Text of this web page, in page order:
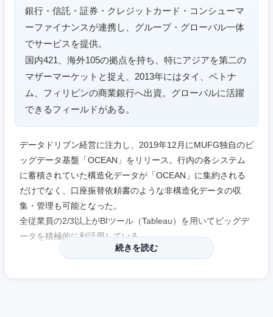
銀行・信託・証券・クレジットカード・コンシューマ
ーファイナンスが連携し、グループ・グローバル一体
でサービスを提供。
国内421、海外105の拠点を持ち、特にアジアを第二の
マザーマーケットと捉え、2013年にはタイ、ベトナ
ム、フィリピンの商業銀行へ出資。グローバルに活躍
できるフィールドがある。
データドリブン経営に注力し、2019年12月にMUFG独自のビ
ッグデータ基盤「OCEAN」をリリース。行内の各システム
に蓄積されていた構造化データが「OCEAN」に集約される
だけでなく、口座振替依頼書のような非構造化データの収
集・管理も可能となった。
全従業員の2/3以上がBIツール（Tableau）を用いてビッグデ
ータを積極的に利活用している。
続きを読む
東海地方
岐阜県
愛知県